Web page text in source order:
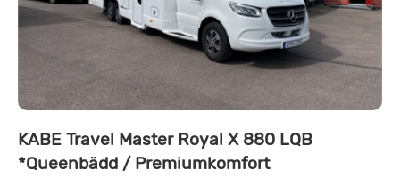
KABE Travel Master Royal X 880 LQB
*Queenbädd / Premiumkomfort